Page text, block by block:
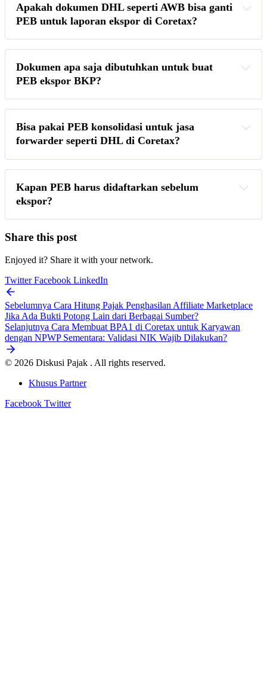
Apakah dokumen DHL seperti AWB bisa ganti
PEB untuk laporan ekspor di Coretax?
Dokumen apa saja dibutuhkan untuk buat
PEB ekspor BKP?
Bisa pakai PEB konsolidasi untuk jasa
forwarder seperti DHL di Coretax?
Kapan PEB harus didaftarkan sebelum
ekspor?
Share this post
Enjoyed it? Share it with your network.
TwitterFacebook LinkedIn
Sebelumnya Cara Hitung Pajak Penghasilan Affiliate Marketplace
Jika Ada Bukti Potong Lain dari Berbagai Sumber?
Selanjutnya Cara Membuat BPA1 di Coretax untuk Karyawan
dengan NPWP Sementara: Validasi NIK Wajib Dilakukan?
© 2026 Diskusi Pajak . All rights reserved.
Khusus Partner
Facebook Twitter